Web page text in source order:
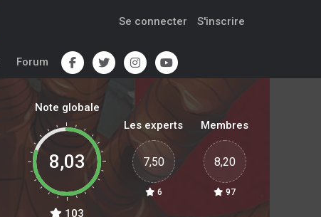
Se connecter S'inscrire
Forum
Note globale
8,03
103
Les experts
7,50
6
Membres
8,20
97